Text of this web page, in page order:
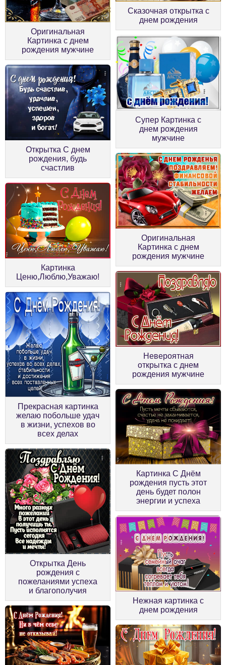
Оригинальная
Картинка с днем
рождения мужчине
Сказочная открытка с
днем рождения
Открытка С днем
рождения, будь
счастлив
Супер Картинка с
днем рождения
мужчине
Картинка
Ценю,Люблю,Уважаю!
Оригинальная
Картинка с днем
рождения мужчине
Прекрасная картинка
желаю побольше удач
в жизни, успехов во
всех делах
Невероятная
открытка с днем
рождения мужчине
Открытка День
рождения с
пожеланиями успеха
и благополучия
Картинка С Днём
рождения пусть этот
день будет полон
энергии и успеха
Нежная картинка с
днем рождения